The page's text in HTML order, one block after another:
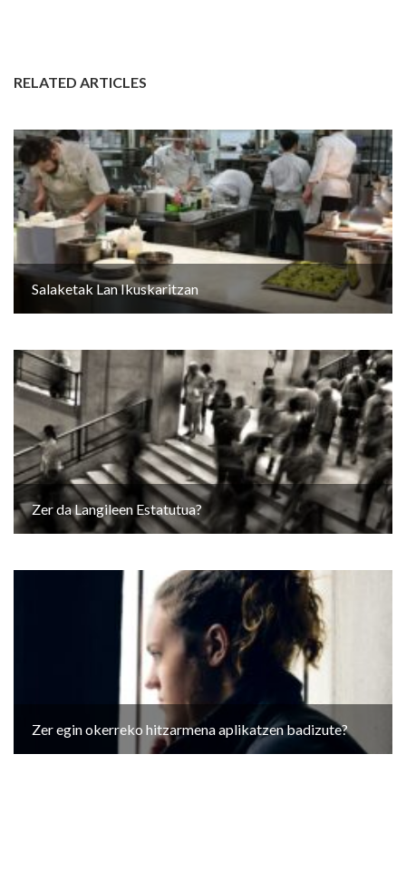
RELATED ARTICLES
Salaketak Lan Ikuskaritzan
Zer da Langileen Estatutua?
Zer egin okerreko hitzarmena aplikatzen badizute?